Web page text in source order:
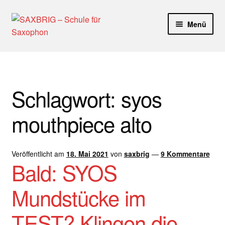
Zur
Navigation
Zum
Inhalt
Menü
Aktuelle Blog Artikel
ANMELDUNG
Dankeschön – Impro Basic Downloads (Youtube)
Datenschutz
Schlagwort: syos
mouthpiece alto
Veröffentlicht am 18. Mai 2021 von saxbrig — 9 Kommentare
Bald: SYOS
Mundstücke im